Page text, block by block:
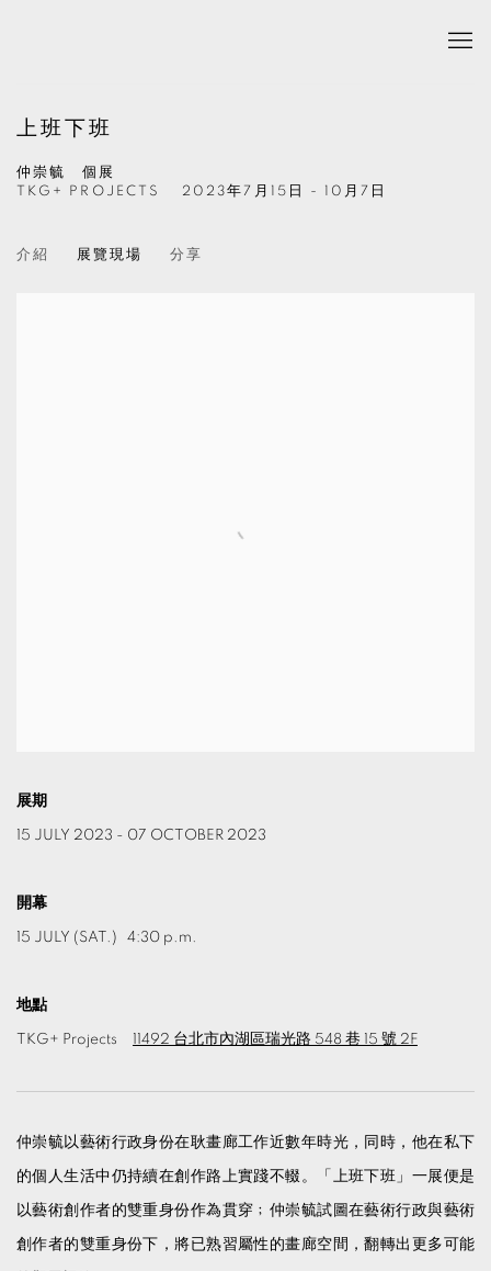
上班下班
仲崇毓 個展
2023年7月15日 - 10月7日
TKG+ PROJECTS
介紹 展覽現場 分享
展期
15 JULY 2023 - 07 OCTOBER 2023
開幕
15 JULY (SAT.) 4:30 p.m.
地點
TKG+ Projects 11492 台北市內湖區瑞光路 548 巷 15 號 2F
仲崇毓以藝術行政身份在耿畫廊工作近數年時光，同時，他在私下
的個人生活中仍持續在創作路上實踐不輟。「上班下班」一展便是
以藝術創作者的雙重身份作為貫穿﹔仲崇毓試圖在藝術行政與藝術
創作者的雙重身份下，將已熟習屬性的畫廊空間，翻轉出更多可能